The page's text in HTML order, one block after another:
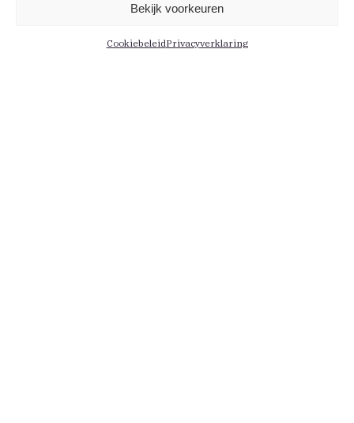
Bekijk voorkeuren
CookiebeleidPrivacyverklaring